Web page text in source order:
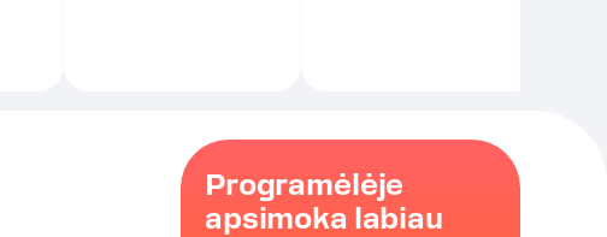
Programėlėje
apsimoka labiau